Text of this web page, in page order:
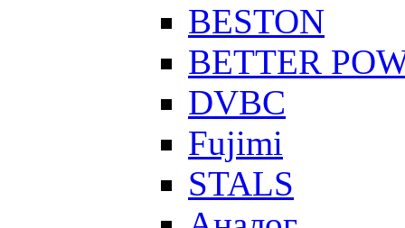
BESTON
BETTER
DVBC
Fujimi
STALS